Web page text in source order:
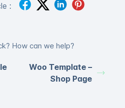
:
How can we help?
Woo Template –
Shop Page